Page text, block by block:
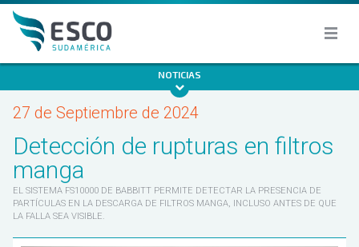
NOTICIAS
27 de Septiembre de 2024
Detección de rupturas en filtros
manga
EL SISTEMA FS10000 DE BABBITT PERMITE DETECTAR LA PRESENCIA DE
PARTÍCULAS EN LA DESCARGA DE FILTROS MANGA, INCLUSO ANTES DE QUE
LA FALLA SEA VISIBLE.